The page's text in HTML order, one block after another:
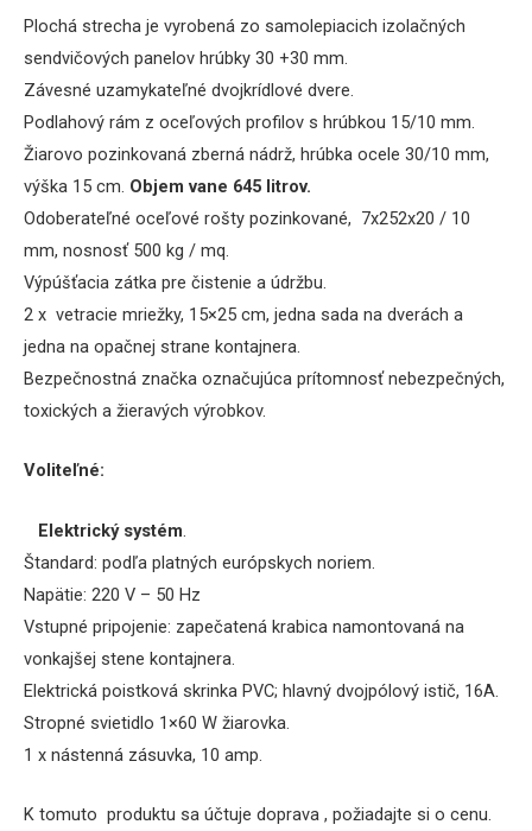
Plochá strecha je vyrobená zo samolepiacich izolačných
sendvičových panelov hrúbky 30 +30 mm.
Závesné uzamykateľné dvojkrídlové dvere.
Podlahový rám z oceľových profilov s hrúbkou 15/10 mm.
Žiarovo pozinkovaná zberná nádrž, hrúbka ocele 30/10 mm,
výška 15 cm. Objem vane 645 litrov.
Odoberateľné oceľové rošty pozinkované, 7x252x20 / 10
mm, nosnosť 500 kg / mq.
Výpúšťacia zátka pre čistenie a údržbu.
2 x vetracie mriežky, 15×25 cm, jedna sada na dverách a
jedna na opačnej strane kontajnera.
Bezpečnostná značka označujúca prítomnosť nebezpečných,
toxických a žieravých výrobkov.
Voliteľné:
Elektrický systém.
Štandard: podľa platných európskych noriem.
Napätie: 220 V – 50 Hz
Vstupné pripojenie: zapečatená krabica namontovaná na
vonkajšej stene kontajnera.
Elektrická poistková skrinka PVC; hlavný dvojpólový istič, 16A.
Stropné svietidlo 1×60 W žiarovka.
1 x nástenná zásuvka, 10 amp.
K tomuto produktu sa účtuje doprava , požiadajte si o cenu.